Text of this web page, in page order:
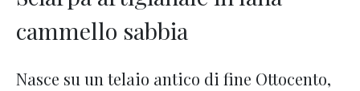
cammello sabbia
Nasce su un telaio antico di fine Ottocento,